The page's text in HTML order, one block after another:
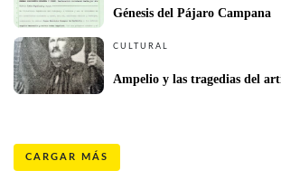
Génesis del Pájaro Campana
CULTURAL
Ampelio y las tragedias del
CARGAR MÁS